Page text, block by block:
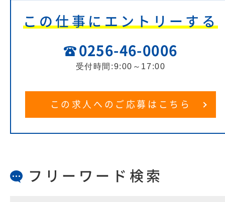
この仕事にエントリーする
0256-46-0006
受付時間:9:00～17:00
この求人へのご応募はこちら
フリーワード検索